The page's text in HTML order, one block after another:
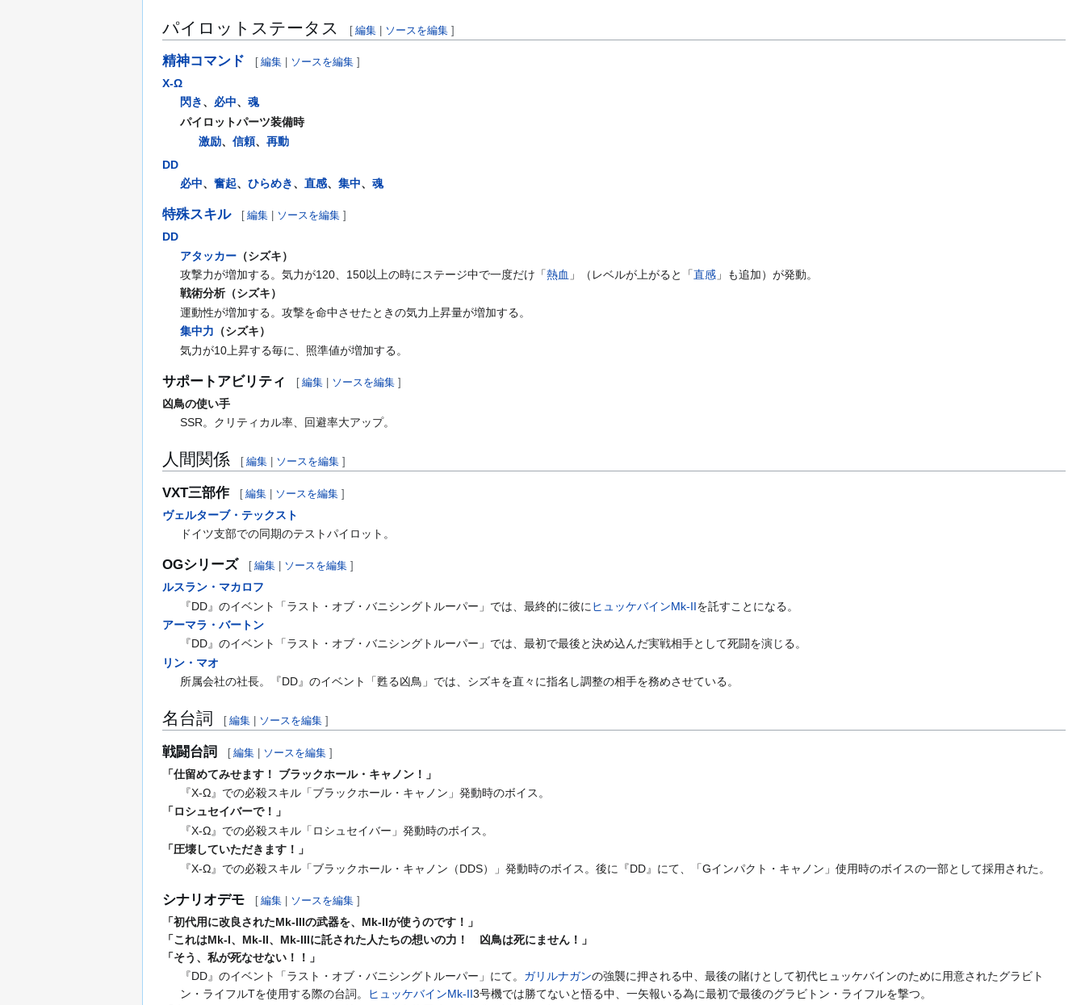
パイロットステータス [ 編集 | ソースを編集 ]
精神コマンド [ 編集 ソースを編集 ]
X-Ω
閃き、 必中、魂
パイロットパーツ装備時
激励、 信頼、 再動
DD
必中、奮起、ひらめき、直感、集中、魂
特殊スキル [ 編集 ソースを編集 ]
DD
アタッカー （シズキ）
攻撃力が増加する。気力が120、150以上の時にステージ中で一度だけ「熱血 」（レベルが上がると「直感 」も追加）が発動。
戦術分析（シズキ）
運動性が増加する。攻撃を命中させたときの気力上昇量が増加する。
集中力 （シズキ）
気力が10上昇する毎に、照準値が増加する。
サポートアビリティ [ 編集 ソースを編集 ]
凶鳥の使い手
SSR。クリティカル率、回避率大アップ。
人間関係 [ 編集 ソースを編集 ]
VXT三部作 [ 編集 ソースを編集 ]
ヴェルターブ・テックスト
ドイツ支部での同期のテストパイロット。
OGシリーズ [ 編集 ソースを編集 ]
ルスラン・マカロフ
『DD』のイベント「ラスト・オブ・バニシングトルーパー」では、最終的に彼に ヒュッケバインMk-IIを託すことになる。
アーマラ・バートン
『DD』のイベント「ラスト・オブ・バニシングトルーパー」では、最初で最後と決め込んだ実戦相手として死闘を演じる。
リン・マオ
所属会社の社長。『DD』のイベント「甦る凶鳥」では、シズキを直々に指名し調整の相手を務めさせている。
名台詞 [ 編集 ソースを編集 ]
戦闘台詞 [ 編集 ソースを編集 ]
「仕留めてみせます！ ブラックホール・キャノン！」
『X-Ω』での必殺スキル「ブラックホール・キャノン」発動時のボイス。
「ロシュセイバーで！」
『X-Ω』での必殺スキル「ロシュセイバー」発動時のボイス。
「圧壊していただきます！」
『X-Ω』での必殺スキル「ブラックホール・キャノン（DDS）」発動時のボイス。後に『DD』にて、「Gインパクト・キャノン」使用時のボイスの一部として採用された。
シナリオデモ [ 編集 ソースを編集 ]
「初代用に改良されたMk-IIIの武器を、Mk-IIが使うのです！」
「これはMk-I、Mk-II、Mk-IIIに託された人たちの想いの力！ 凶鳥は死にません！」
「そう、私が死なせない！！」
『DD』のイベント「ラスト・オブ・バニシングトルーパー」にて。 ガリルナガンの強襲に押される中、最後の賭けとして初代ヒュッケバインのために用意されたグラビト
ン・ライフルTを使用する際の台詞。
ヒュッケバインMk-II3号機では勝てないと悟る中、一矢報いる為に最初で最後のグラビトン・ライフルを撃つ。